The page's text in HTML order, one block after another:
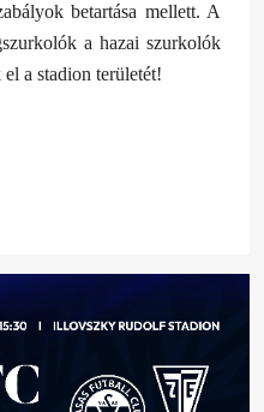
betartása mellett. A
a hazai szurkolók
a stadion területét!